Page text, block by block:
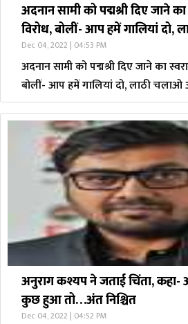
अदनान सामी को पद्मश्री दिए जाने
विरोध, बोलीं- आप हमें गालियां दो,
Dec 04, 2022 | 04:53 PM
अदनान सामी को पद्मश्री दिए जाने का
बोलीं- आप हमें गालियां दो, लाठी चलाओ
अनुराग कश्यप ने जताई चिंता, कहा-
कुछ हुआ तो…अंत निश्चित
Dec 04, 2022 | 04:52 PM